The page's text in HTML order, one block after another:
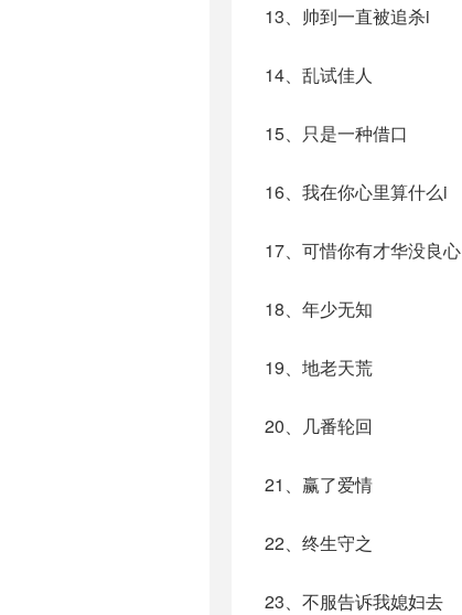
13、帅到一直被追杀i
14、乱试佳人
15、只是一种借口
16、我在你心里算什么i
17、可惜你有才华没良心
18、年少无知
19、地老天荒
20、几番轮回
21、赢了爱情
22、终生守之
23、不服告诉我媳妇去